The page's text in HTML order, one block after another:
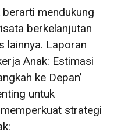
mendukung
berkelanjutan
lainnya. Laporan
Anak: Estimasi
ke Depan’
untuk
strategi